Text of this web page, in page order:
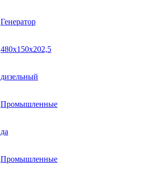
Генератор
480x150x202,5
дизельный
Промышленные
да
Промышленные